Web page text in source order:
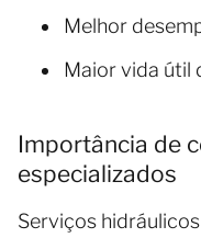
Melhor
Maior vida útil
Importância de
especializados
Serviços